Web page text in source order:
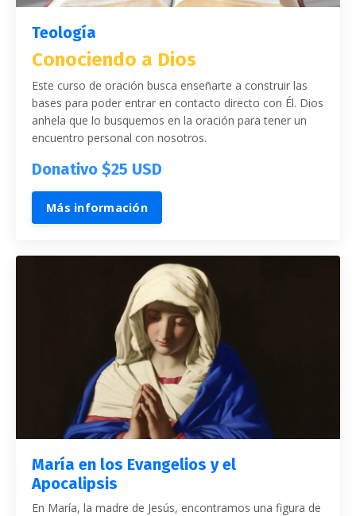
Teología
Conociendo a Dios
Este curso de oración busca enseñarte a construir las
bases para poder entrar en contacto directo con Él. Dios
anhela que lo busquemos en la oración para tener un
encuentro personal con nosotros.
Donativo $25 USD
Más información
María en los Evangelios y el
Apocalipsis
En María, la madre de Jesús, encontramos una figura de